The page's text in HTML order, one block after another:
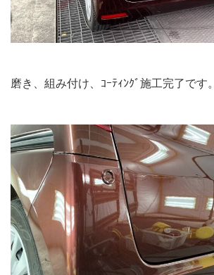
磨き、組み付け、ｺｰﾃｨﾝｸﾞ施工完了です。